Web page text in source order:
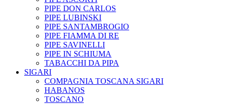
PIPE DON CARLOS
PIPE LUBINSKI
PIPE SANTAMBROGIO
PIPE FIAMMA DI RE
PIPE SAVINELLI
PIPE IN SCHIUMA
TABACCHI DA PIPA
SIGARI
COMPAGNIA TOSCANA SIGARI
HABANOS
TOSCANO